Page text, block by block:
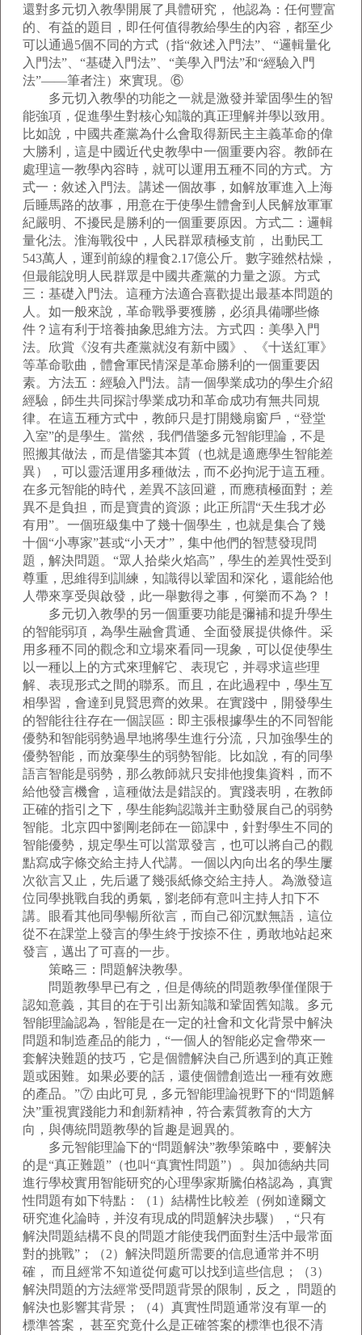
還對多元切入教學開展了具體研究， 他認為：任何豐富
的、有益的題目，即任何值得教給學生的內容，都至少
可以通過5個不同的方式（指“敘述入門法”、“邏輯量化
入門法”、“基礎入門法”、“美學入門法”和“經驗入門
法”——筆者注）來實現。⑥
多元切入教學的功能之一就是激發并鞏固學生的智
能強項，促進學生對核心知識的真正理解并學以致用。
比如說，中國共產黨為什么會取得新民主主義革命的偉
大勝利，這是中國近代史教學中一個重要內容。教師在
處理這一教學內容時，就可以運用五種不同的方式。方
式一：敘述入門法。講述一個故事，如解放軍進入上海
后睡馬路的故事，用意在于使學生體會到人民解放軍軍
紀嚴明、不擾民是勝利的一個重要原因。方式二：邏輯
量化法。淮海戰役中，人民群眾積極支前， 出動民工
543萬人，運到前線的糧食2.17億公斤。數字雖然枯燥，
但最能說明人民群眾是中國共產黨的力量之源。方式
三：基礎入門法。這種方法適合喜歡提出最基本問題的
人。如一般來說，革命戰爭要獲勝，必須具備哪些條
件？這有利于培養抽象思維方法。方式四：美學入門
法。欣賞《沒有共產黨就沒有新中國》、《十送紅軍》
等革命歌曲，體會軍民情深是革命勝利的一個重要因
素。方法五：經驗入門法。請一個學業成功的學生介紹
經驗，師生共同探討學業成功和革命成功有無共同規
律。在這五種方式中，教師只是打開幾扇窗戶，“登堂
入室”的是學生。當然，我們借鑒多元智能理論，不是
照搬其做法，而是借鑒其本質（也就是適應學生智能差
異），可以靈活運用多種做法，而不必拘泥于這五種。
在多元智能的時代，差異不該回避，而應積極面對；差
異不是負担，而是寶貴的資源；此正所謂“天生我才必
有用”。一個班級集中了幾十個學生，也就是集合了幾
十個“小專家”甚或“小天才”，集中他們的智慧發現問
題，解決問題。“眾人拾柴火焰高”，學生的差異性受到
尊重，思維得到訓練，知識得以鞏固和深化，還能給他
人帶來享受與啟發，此一舉數得之事，何樂而不為？！
多元切入教學的另一個重要功能是彌補和提升學生
的智能弱項，為學生融會貫通、全面發展提供條件。采
用多種不同的觀念和立場來看同一現象，可以促使學生
以一種以上的方式來理解它、表現它，并尋求這些理
解、表現形式之間的聯系。而且，在此過程中，學生互
相學習，會達到見賢思齊的效果。在實踐中，開發學生
的智能往往存在一個誤區：即主張根據學生的不同智能
優勢和智能弱勢過早地將學生進行分流，只加強學生的
優勢智能，而放棄學生的弱勢智能。比如說，有的同學
語言智能是弱勢，那么教師就只安排他搜集資料，而不
給他發言機會，這種做法是錯誤的。實踐表明，在教師
正確的指引之下，學生能夠認識并主動發展自己的弱勢
智能。北京四中劉剛老師在一節課中，針對學生不同的
智能優勢，規定學生可以當眾發言，也可以將自己的觀
點寫成字條交給主持人代講。一個以內向出名的學生屢
次欲言又止，先后遞了幾張紙條交給主持人。為激發這
位同學挑戰自我的勇氣，劉老師有意叫主持人扣下不
講。眼看其他同學暢所欲言，而自己卻沉默無語，這位
從不在課堂上發言的學生終于按捺不住，勇敢地站起來
發言，邁出了可喜的一步。
策略三：問題解決教學。
問題教學早已有之，但是傳統的問題教學僅僅限于
認知意義，其目的在于引出新知識和鞏固舊知識。多元
智能理論認為，智能是在一定的社會和文化背景中解決
問題和制造產品的能力，“一個人的智能必定會帶來一
套解決難題的技巧，它是個體解決自己所遇到的真正難
題或困難。如果必要的話，還使個體創造出一種有效應
的產品。”⑦ 由此可見，多元智能理論視野下的“問題解
決”重視實踐能力和創新精神，符合素質教育的大方
向，與傳統問題教學的旨趣是迥異的。
多元智能理論下的“問題解決”教學策略中，要解決
的是“真正難題”（也叫“真實性問題”）。與加德納共同
進行學校實用智能研究的心理學家斯騰伯格認為，真實
性問題有如下特點：（1）結構性比較差（例如達爾文
研究進化論時，并沒有現成的問題解決步驟），“只有
解決問題結構不良的問題才能使我們面對生活中最常面
對的挑戰”；（2）解決問題所需要的信息通常并不明
確， 而且經常不知道從何處可以找到這些信息；（3）
解決問題的方法經常受問題背景的限制，反之， 問題的
解決也影響其背景；（4）真實性問題通常沒有單一的
標準答案， 甚至究竟什么是正確答案的標準也很不清